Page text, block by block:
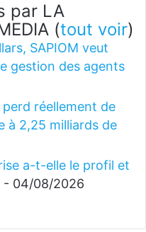
par LA
(tout voir)
SAPIOM veut
gestion des agents
perd réellement de
à 2,25 milliards de
a-t-elle le profil et
- 04/08/2026